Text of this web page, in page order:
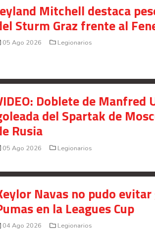
Mitchell destaca
Sturm Graz frente al
05 Ago 2026 Legionarios
Doblete de Manfred
del Spartak de
Rusia
05 Ago 2026 Legionarios
Navas no pudo
en la Leagues Cup
04 Ago 2026 Legionarios